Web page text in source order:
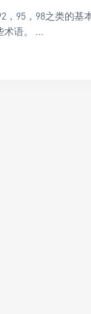
95，98之类的基
术语。 ...